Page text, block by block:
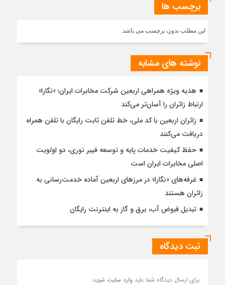
برچسب ها
این مطلب بدون برچسب می باشد.
نوشته های مشابه
هدیه ویژه همراهی اربعین شرکت مخابرات ایران؛ «نگارا»
ارتباط زائران را آسان‌تر می‌کند
زائران اربعین با کد ملی، خط تلفن ثابت رایگان با تلفن همراه
دریافت می‌کنند
حفظ کیفیت خدمات پایه و توسعه فیبر نوری، دو اولویت
اصلی مخابرات ایران است
غرفه‌های «نگارا» در مرزهای اربعین آماده خدمت‌رسانی به
زائران هستند
تبدیل قبوض آب، برق و گاز به اینترنت رایگان
ثبت دیدگاه
برای ارسال دیدگاه شما باید وارد سایت شوید.